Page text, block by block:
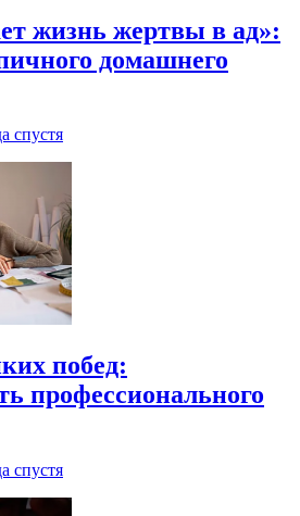
жизнь жертвы в ад»:
домашнего
спустя
побед:
профессионального
спустя